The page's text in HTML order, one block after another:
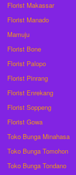
Florist Makassar
Florist Manado
Mamuju
Florist Bone
Florist Palopo
Florist Pinrang
Florist Enrekang
Florist Soppeng
Florist Gowa
Toko Bunga Minahasa
Toko Bunga Tomohon
Toko Bunga Tondano